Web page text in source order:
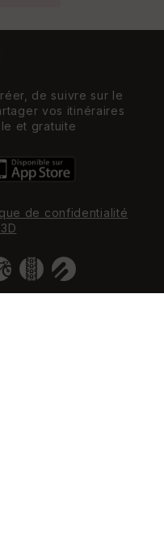
de suivre sur le
vos itinéraires
et gratuite
de confidentialité